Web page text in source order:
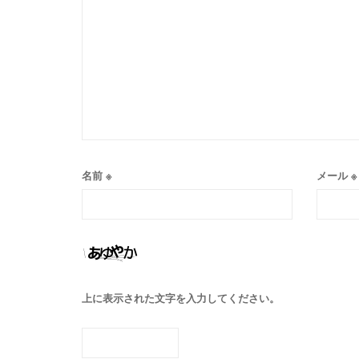
名前 ※ メール※
上に表示された文字を入力してください。